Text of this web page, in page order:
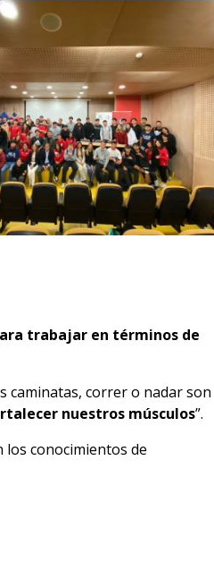
trabajar en términos de
caminatas, correr o nadar son
nuestros músculos”.
conocimientos de